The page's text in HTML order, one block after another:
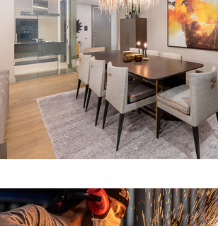
InterAbrasive Zımpara Fabrikası